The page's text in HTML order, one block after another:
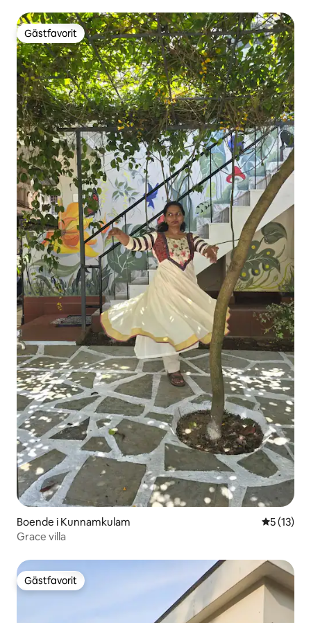
Gästfavorit
Gästfavorit
Boende i Kunnamkulam 5 av 5 i
5 (13)
Grace villa
Gästfavorit
Gästfavorit